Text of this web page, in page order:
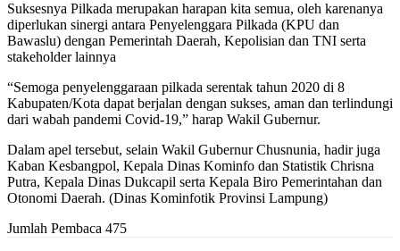
Suksesnya Pilkada merupakan harapan kita semua, oleh karenanya
diperlukan sinergi antara Penyelenggara Pilkada (KPU dan
Bawaslu) dengan Pemerintah Daerah, Kepolisian dan TNI serta
stakeholder lainnya
“Semoga penyelenggaraan pilkada serentak tahun 2020 di 8
Kabupaten/Kota dapat berjalan dengan sukses, aman dan terlindungi
dari wabah pandemi Covid-19,” harap Wakil Gubernur.
Dalam apel tersebut, selain Wakil Gubernur Chusnunia, hadir juga
Kaban Kesbangpol, Kepala Dinas Kominfo dan Statistik Chrisna
Putra, Kepala Dinas Dukcapil serta Kepala Biro Pemerintahan dan
Otonomi Daerah. (Dinas Kominfotik Provinsi Lampung)
Jumlah Pembaca 475